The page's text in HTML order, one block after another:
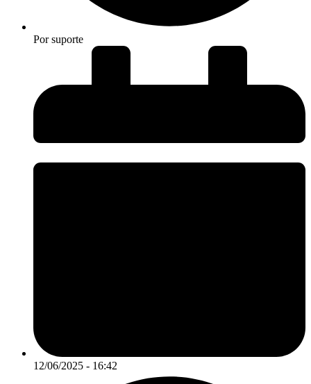
Porsuporte
12/06/2025 - 16:42